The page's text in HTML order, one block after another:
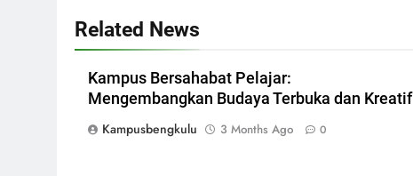
Related News
Kampus Bersahabat Pelajar:
Mengembangkan Budaya Terbuka dan Kreatif
Kampusbengkulu
3 Months Ago 0